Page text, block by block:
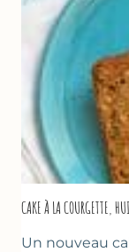
CAKE À LA COURGETTE,
Un nouveau